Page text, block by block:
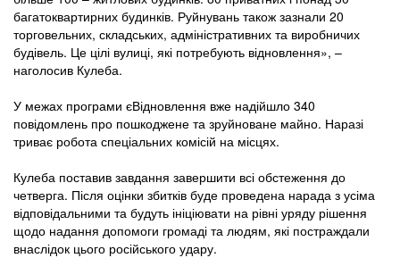
багатоквартирних будинків. Руйнувань також зазнали 20
торговельних, складських, адміністративних та виробничих
будівель. Це цілі вулиці, які потребують відновлення», –
наголосив Кулеба.
У межах програми єВідновлення вже надійшло 340
повідомлень про пошкоджене та зруйноване майно. Наразі
триває робота спеціальних комісій на місцях.
Кулеба поставив завдання завершити всі обстеження до
четверга. Після оцінки збитків буде проведена нарада з усіма
відповідальними та будуть ініціювати на рівні уряду рішення
щодо надання допомоги громаді та людям, які постраждали
внаслідок цього російського удару.